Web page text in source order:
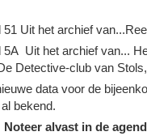
51 Uit het archief
5A Uit het archief van...
Detective-club van Stols,
data voor de
bekend.
Noteer alvast in de